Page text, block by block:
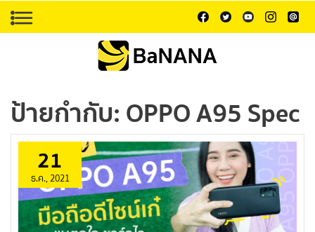
ป้ายกำกับ:OPPO A95 Spec
21
ธ.ค., 2021